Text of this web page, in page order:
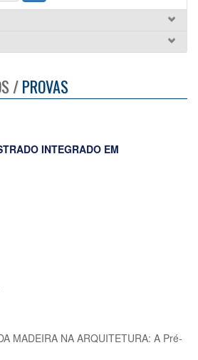
/PROVAS
INTEGRADO EM
MADEIRA NA ARQUITETURA: A Pré-